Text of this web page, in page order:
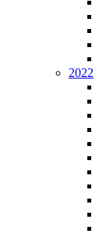
2022